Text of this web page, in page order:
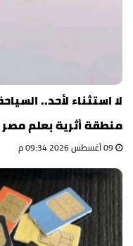
لا استثناء لأحد..
منطقة أثرية بعلم مصر